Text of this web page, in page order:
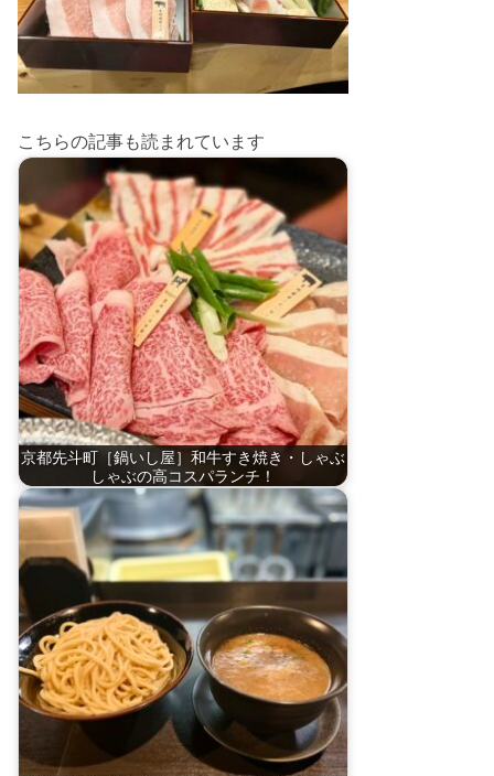
こちらの記事も読まれています
京都先斗町［鍋いし屋］和牛すき焼き・しゃぶ
しゃぶの高コスパランチ！